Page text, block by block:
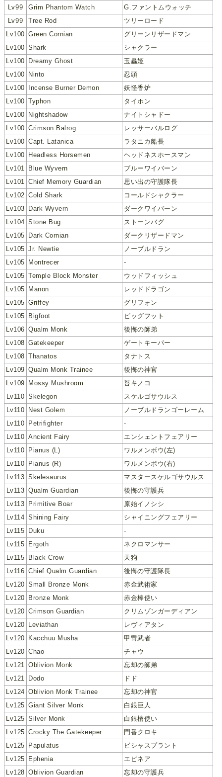
Lv99 Grim Phantom Watch
G.ファントムウォッチ
Lv99
Tree Rod
ツリーロード
Lv100 Green Cornian
グリーンリザードマン
Lv100 Shark
シャクラー
Lv100 Dreamy Ghost
玉蟲姫
Lv100 Ninto
忍頭
Lv100 Incense Burner Demon
妖怪香炉
Lv100 Typhon
タイホン
Lv100 Nightshadow
ナイトシャドー
Lv100 Crimson Balrog
レッサーバルログ
Lv100 Capt. Latanica
ラタニカ船長
Lv100 Headless Horsemen
ヘッドネスホースマン
Lv101
Blue Wyvern
ブルーワイバーン
Lv101
Chief Memory Guardian
思い出の守護隊長
Lv102 Cold Shark
コールドシャクラー
Lv103 Dark Wyvern
ダークワイバーン
Lv104 Stone Bug
ストーンバグ
Lv105 Dark Cornian
ダークリザードマン
Lv105 Jr. Newtie
ノーブルドラン
Lv105 Montrecer
-
Lv105 Temple Block Monster
ウッドフィッシュ
Lv105 Manon
レッドドラゴン
Lv105 Griffey
グリフォン
Lv105 Bigfoot
ビッグフット
Lv106 Qualm Monk
後悔の師弟
Lv108 Gatekeeper
ゲートキーパー
Lv108 Thanatos
タナトス
Lv109 Qualm Monk Trainee
後悔の神官
Lv109 Mossy Mushroom
苔キノコ
Lv110 Skelegon
スケルゴサウルス
Lv110 Nest Golem
ノーブルドランゴーレーム
Lv110 Petrifighter
-
Lv110 Ancient Fairy
エンシェントフェアリー
Lv110 Pianus (L)
ワルメンボウ(左)
Lv110 Pianus (R)
ワルメンボウ(右)
Lv113 Skelesaurus
マスタースケルゴサウルス
Lv113 Qualm Guardian
後悔の守護兵
Lv113 Primitive Boar
原始イノシシ
Lv114 Shining Fairy
シャイニングフェアリー
Lv115 Duku
-
Lv115 Ergoth
ネクロマンサー
Lv115 Black Crow
天狗
Lv116 Chief Qualm Guardian
後悔の守護隊長
Lv120 Small Bronze Monk
赤金武術家
Lv120 Bronze Monk
赤金棒使い
Lv120 Crimson Guardian
クリムゾンガーディアン
Lv120 Leviathan
レヴィアタン
Lv120 Kacchuu Musha
甲冑武者
Lv120 Chao
チャウ
Lv121
Oblivion Monk
忘却の師弟
Lv121
Dodo
ドド
Lv124 Oblivion Monk Trainee
忘却の神官
Lv125 Giant Silver Monk
白銀巨人
Lv125 Silver Monk
白銀槍使い
Lv125 Crocky The Gatekeeper
門番クロキ
Lv125 Papulatus
ビシャスプラント
Lv125 Ephenia
エピネア
Lv128 Oblivion Guardian
忘却の守護兵